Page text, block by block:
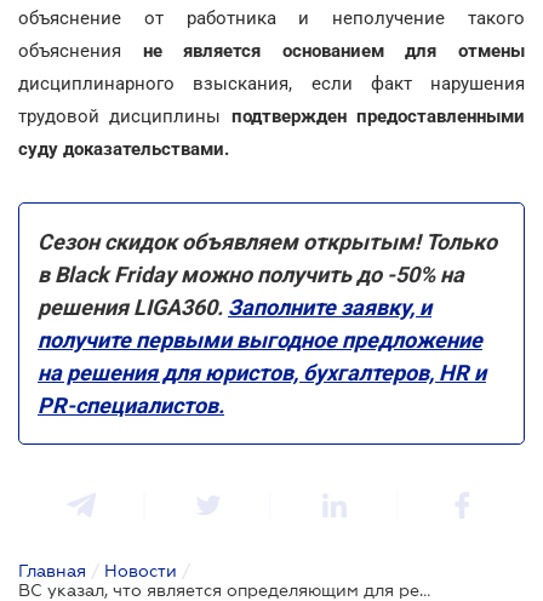
объяснение от работника и неполучение такого
объяснения не является основанием для отмены
дисциплинарного взыскания, если факт нарушения
трудовой дисциплины подтвержден предоставленными
суду доказательствами.
Сезон скидок объявляем открытым! Только
в Black Friday можно получить до -50% на
решения LIGA360. Заполните заявку, и
получите первыми выгодное предложение
на решения для юристов, бухгалтеров, HR и
PR-специалистов.
Главная / Новости /
ВС указал, что является определяющим для решения вопроса увольнения с работы за прогул